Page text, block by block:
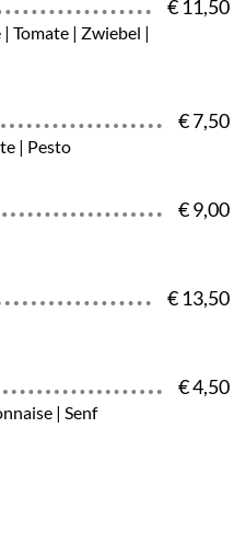
€ 11,50
Tomate | Zwiebel |
€ 7,50
| Pesto
€ 9,00
€ 13,50
€ 4,50
| Senf